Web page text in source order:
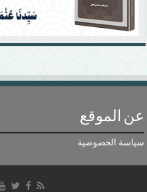
عن الموقع
سياسة الخصوصية